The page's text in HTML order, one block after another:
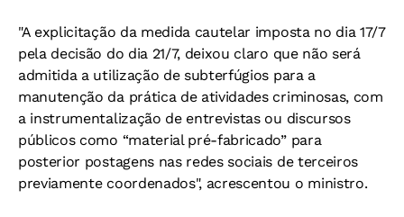
"A explicitação da medida cautelar imposta no dia 17/7
pela decisão do dia 21/7, deixou claro que não será
admitida a utilização de subterfúgios para a
manutenção da prática de atividades criminosas, com
a instrumentalização de entrevistas ou discursos
públicos como “material pré-fabricado” para
posterior postagens nas redes sociais de terceiros
previamente coordenados", acrescentou o ministro.